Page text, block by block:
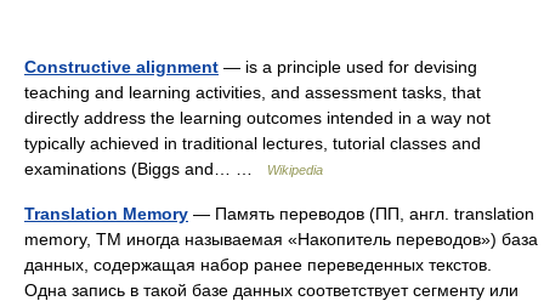
Constructive alignment — is a principle used for devising
teaching and learning activities, and assessment tasks, that
directly address the learning outcomes intended in a way not
typically achieved in traditional lectures, tutorial classes and
examinations (Biggs and… …
Wikipedia
Translation Memory — Память переводов (ПП, англ. translation
memory, TM иногда называемая «Накопитель переводов») база
данных, содержащая набор ранее переведенных текстов.
Одна запись в такой базе данных соответствует сегменту или